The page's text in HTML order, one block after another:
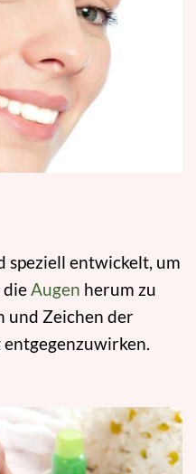
speziell entwickelt, um
dieAugen herum zu
und Zeichen der